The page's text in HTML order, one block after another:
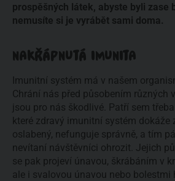
prospěšných látek, abyste byli zase
nemusíte si je vyrábět sami doma.
NAKŘÁPNUTÁ IMUNITA
Imunitní systém má v našem
Chrání nás před působením různých
jsou pro nás škodlivé. Patří sem
které zdravý imunitní systém dokáže
oslabený, nefunguje správně, a tím
nevítaní návštěvníci ohrozit. Jejich
se pak projeví únavou, škrábáním v
ale i svalovou únavou nebo bolestmi